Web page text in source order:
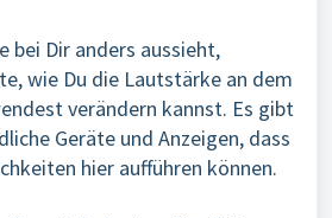
bei Dir anders aussieht,
wie Du die Lautstärke an dem
verändern kannst. Es gibt
Geräte und Anzeigen, dass
hier aufführen können.